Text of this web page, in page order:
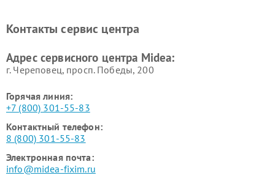
пылесосов Midea
Midea
Контакты сервис центра
Адрес сервисного центра Midea:
г. Череповец, просп. Победы, 200
Горячая линия:
+7 (800) 301-55-83
Контактный телефон:
8 (800) 301-55-83
Электронная почта:
info@midea-fixim.ru